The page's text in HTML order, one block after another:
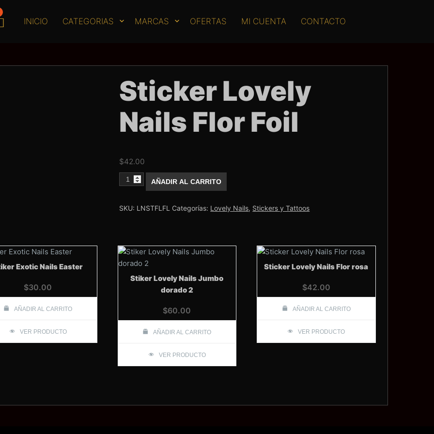
INICIO CATEGORIAS MARCAS OFERTAS MI CUENTA CONTACTO
Sticker Lovely
Nails Flor Foil
$42.00
Sticker
Lovely
Foil
AÑADIR AL CARRITO
SKU: LNSTFLFL Categorías: Lovely Nails, Stickers y Tattoos
Exotic Nails Easter
$30.00
AÑADIR AL CARRITO
VER PRODUCTO
Stiker Lovely Nails Jumbo
dorado 2
$60.00
AÑADIR AL CARRITO
VER PRODUCTO
Sticker Lovely Nails Flor rosa
$42.00
AÑADIR AL CARRITO
VER PRODUCTO